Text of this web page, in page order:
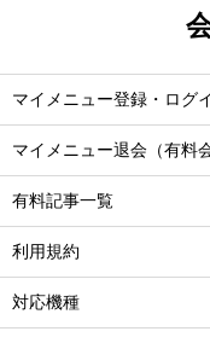
マイメニュー登録・ログ
マイメニュー退会（有料
有料記事一覧
利用規約
対応機種